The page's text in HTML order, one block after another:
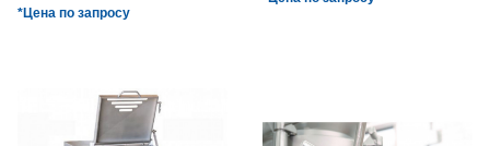
*Цена по запросу